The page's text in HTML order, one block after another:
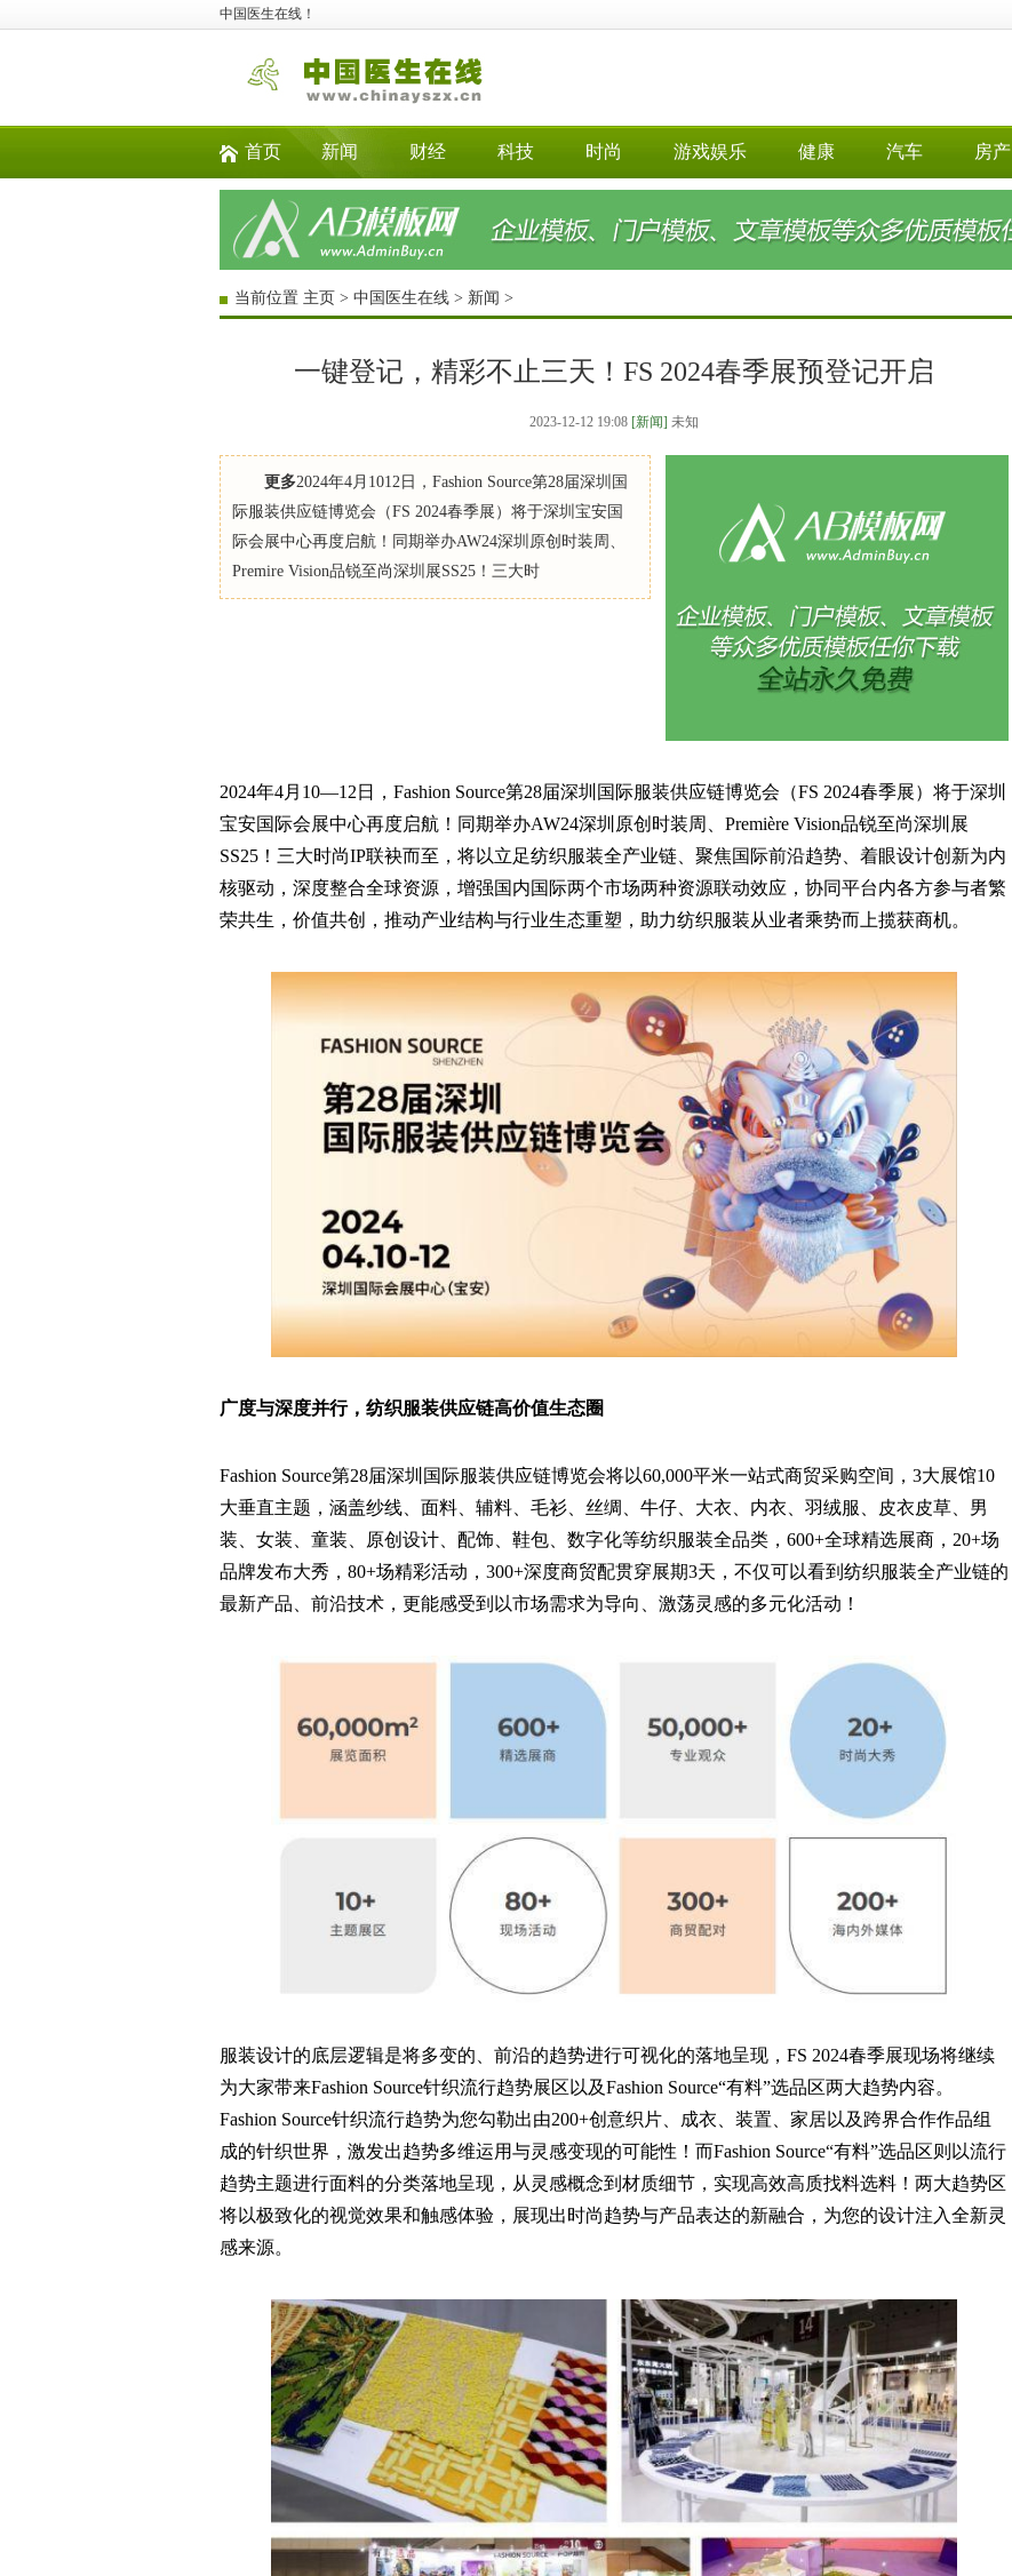
中国医生在线！
首页 新闻 财经 科技 时尚 游戏娱乐 健康 汽车 房产
当前位置 主页 > 中国医生在线 > 新闻 >
一键登记，精彩不止三天！FS 2024春季展预登记开启
2023-12-12 19:08 [新闻] 未知
更多2024年4月1012日，Fashion Source第28届深圳国
际服装供应链博览会（FS 2024春季展）将于深圳宝安国
际会展中心再度启航！同期举办AW24深圳原创时装周、
Premire Vision品锐至尚深圳展SS25！三大时
2024年4月10—12日，Fashion Source第28届深圳国际服装供应链博览会（FS 2024春季展）将于深圳
宝安国际会展中心再度启航！同期举办AW24深圳原创时装周、Première Vision品锐至尚深圳展
SS25！三大时尚IP联袂而至，将以立足纺织服装全产业链、聚焦国际前沿趋势、着眼设计创新为内
核驱动，深度整合全球资源，增强国内国际两个市场两种资源联动效应，协同平台内各方参与者繁
荣共生，价值共创，推动产业结构与行业生态重塑，助力纺织服装从业者乘势而上揽获商机。
广度与深度并行，纺织服装供应链高价值生态圈
Fashion Source第28届深圳国际服装供应链博览会将以60,000平米一站式商贸采购空间，3大展馆10
大垂直主题，涵盖纱线、面料、辅料、毛衫、丝绸、牛仔、大衣、内衣、羽绒服、皮衣皮草、男
装、女装、童装、原创设计、配饰、鞋包、数字化等纺织服装全品类，600+全球精选展商，20+场
品牌发布大秀，80+场精彩活动，300+深度商贸配贯穿展期3天，不仅可以看到纺织服装全产业链的
最新产品、前沿技术，更能感受到以市场需求为导向、激荡灵感的多元化活动！
服装设计的底层逻辑是将多变的、前沿的趋势进行可视化的落地呈现，FS 2024春季展现场将继续
为大家带来Fashion Source针织流行趋势展区以及Fashion Source“有料”选品区两大趋势内容。
Fashion Source针织流行趋势为您勾勒出由200+创意织片、成衣、装置、家居以及跨界合作作品组
成的针织世界，激发出趋势多维运用与灵感变现的可能性！而Fashion Source“有料”选品区则以流行
趋势主题进行面料的分类落地呈现，从灵感概念到材质细节，实现高效高质找料选料！两大趋势区
将以极致化的视觉效果和触感体验，展现出时尚趋势与产品表达的新融合，为您的设计注入全新灵
感来源。